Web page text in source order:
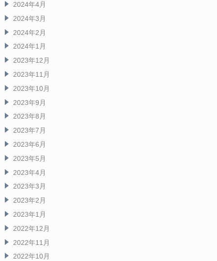
2024年4月
2024年3月
2024年2月
2024年1月
2023年12月
2023年11月
2023年10月
2023年9月
2023年8月
2023年7月
2023年6月
2023年5月
2023年4月
2023年3月
2023年2月
2023年1月
2022年12月
2022年11月
2022年10月